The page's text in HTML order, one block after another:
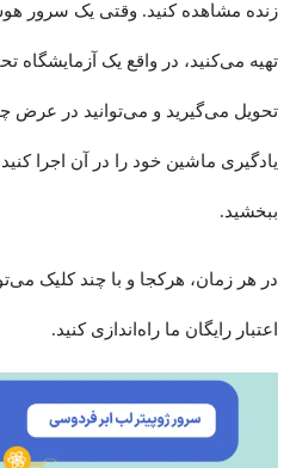
زنده مشاهده کنید. وقتی یک سرور
تهیه می‌کنید، در واقع یک آزمایشگاه
تحویل می‌گیرید و می‌توانید در عرض
یادگیری ماشین خود را در آن اجرا
ببخشید.
در هر زمان، هرکجا و با چند کلیک
اعتبار رایگان ما راه‌اندازی کنید.